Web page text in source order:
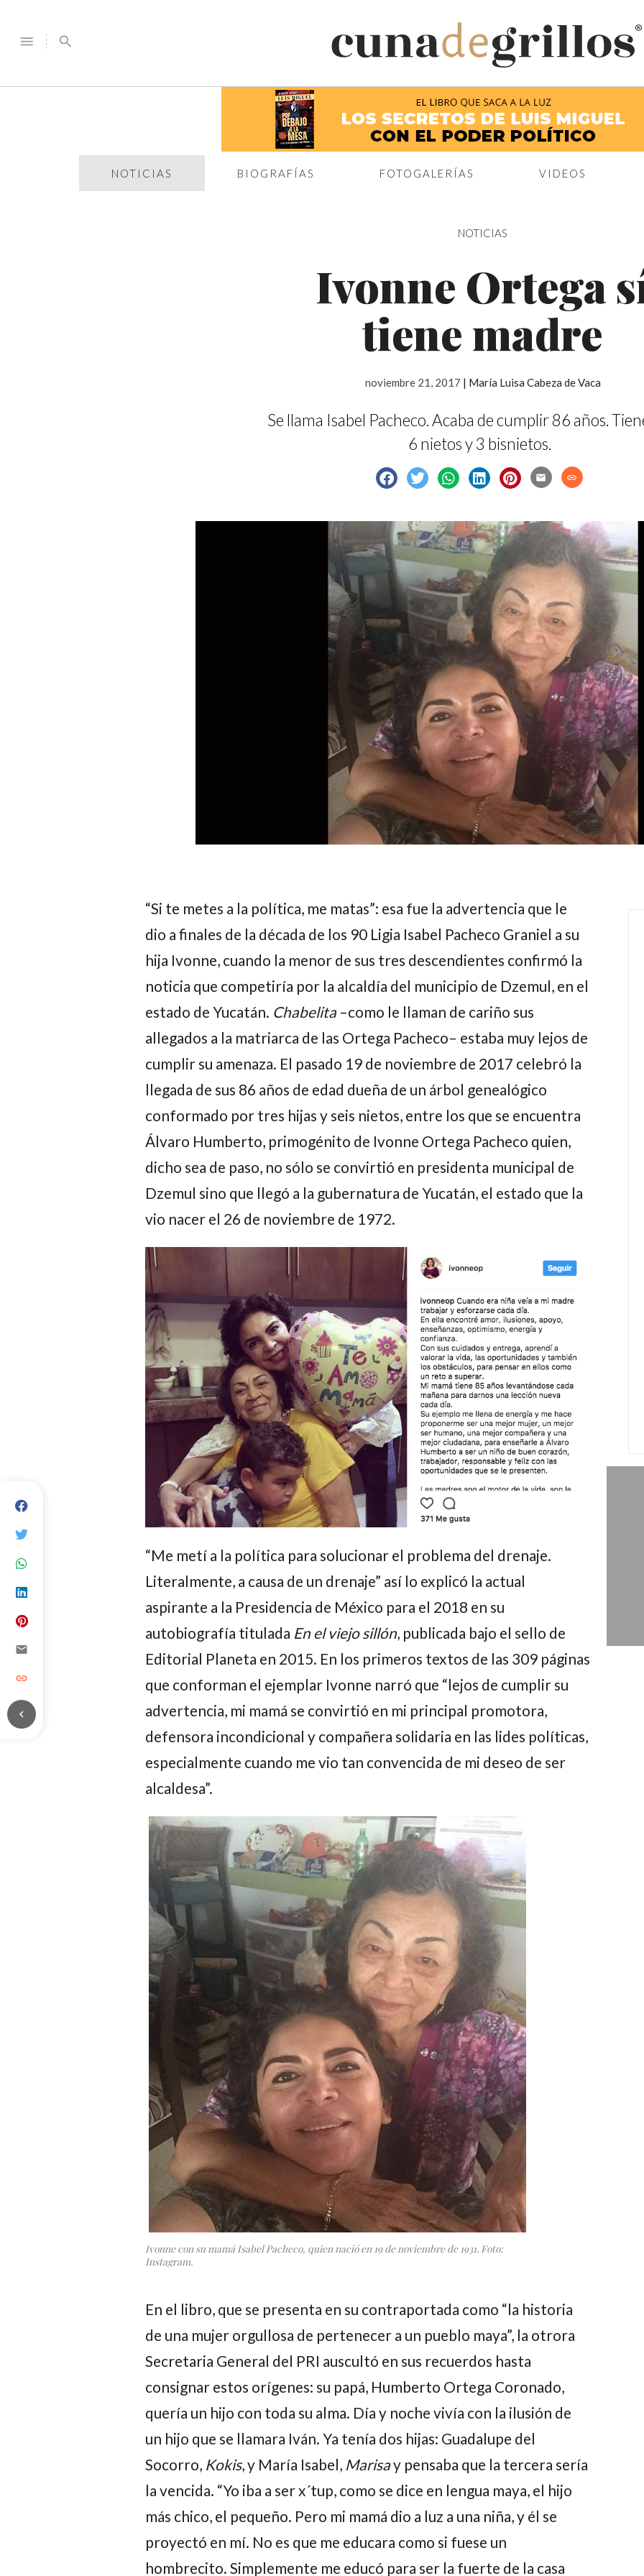
menu search
®
NOTICIAS BIOGRAFÍAS FOTOGALERÍAS VIDEOS
email
link
chevron_left
NOTICIAS
Ivonne Ortega
tiene madre
noviembre 21, 2017 | María Luisa Cabeza de Vaca
Se llama Isabel Pacheco. Acaba de cumplir 86 años.
6 nietos y 3 bisnietos.
email link
“Si te metes a la política, me matas”: esa fue la advertencia que le
dio a finales de la década de los 90 Ligia Isabel Pacheco Graniel a su
hija Ivonne, cuando la menor de sus tres descendientes confirmó la
noticia que competiría por la alcaldía del municipio de Dzemul, en el
estado de Yucatán. Chabelita–como le llaman de cariño sus
allegados a la matriarca de las Ortega Pacheco– estaba muy lejos de
cumplir su amenaza. El pasado 19 de noviembre de 2017 celebró la
llegada de sus 86 años de edad dueña de un árbol genealógico
conformado por tres hijas y seis nietos, entre los que se encuentra
Álvaro Humberto, primogénito de Ivonne Ortega Pacheco quien,
dicho sea de paso, no sólo se convirtió en presidenta municipal de
Dzemul sino que llegó a la gubernatura de Yucatán, el estado que la
vio nacer el 26 de noviembre de 1972.
“Me metí a la política para solucionar el problema del drenaje.
Literalmente, a causa de un drenaje” así lo explicó la actual
aspirante a la Presidencia de México para el 2018 en su
autobiografía titulada En el viejo sillón, publicada bajo el sello de
Editorial Planeta en 2015. En los primeros textos de las 309 páginas
que conforman el ejemplar Ivonne narró que “lejos de cumplir su
advertencia, mi mamá se convirtió en mi principal promotora,
defensora incondicional y compañera solidaria en las lides políticas,
especialmente cuando me vio tan convencida de mi deseo de ser
alcaldesa”.
Ivonne con su mamá Isabel Pacheco, quien nació en 19 de noviembre de 1931. Foto:
Instagram.
En el libro, que se presenta en su contraportada como “la historia
de una mujer orgullosa de pertenecer a un pueblo maya”, la otrora
Secretaria General del PRI auscultó en sus recuerdos hasta
consignar estos orígenes: su papá, Humberto Ortega Coronado,
quería un hijo con toda su alma. Día y noche vivía con la ilusión de
un hijo que se llamara Iván. Ya tenía dos hijas: Guadalupe del
Socorro, Kokis, y María Isabel, Marisay pensaba que la tercera sería
la vencida. “Yo iba a ser x´tup, como se dice en lengua maya, el hijo
más chico, el pequeño. Pero mi mamá dio a luz a una niña, y él se
proyectó en mí. No es que me educara como si fuese un
hombrecito. Simplemente me educó para ser la fuerte de la casa